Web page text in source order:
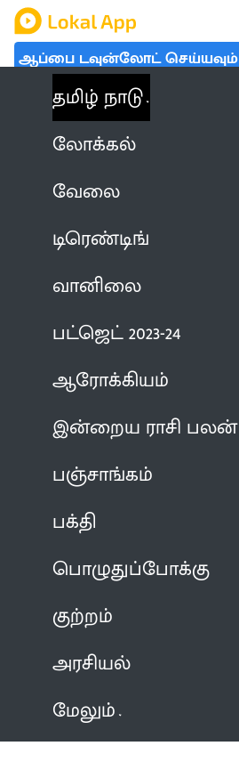
ஆப்பை டவுன்லோட் செய்யவும்
தமிழ் நாடு
லோக்கல்
வேலை
டிரெண்டிங்
வானிலை
பட்ஜெட் 2023-24
ஆரோக்கியம்
இன்றைய ராசி பலன்
பஞ்சாங்கம்
பக்தி
பொழுதுப்போக்கு
குற்றம்
அரசியல்
மேலும்